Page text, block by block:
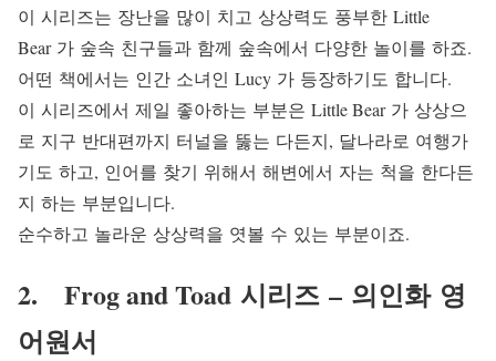
이 시리즈는 장난을 많이 치고 상상력도 풍부한 Little
Bear 가 숲속 친구들과 함께 숲속에서 다양한 놀이를 하죠.
어떤 책에서는 인간 소녀인 Lucy 가 등장하기도 합니다.
이 시리즈에서 제일 좋아하는 부분은 Little Bear 가 상상으
로 지구 반대편까지 터널을 뚫는 다든지, 달나라로 여행가
기도 하고, 인어를 찾기 위해서 해변에서 자는 척을 한다든
지 하는 부분입니다.
순수하고 놀라운 상상력을 엿볼 수 있는 부분이죠.
2. Frog and Toad 시리즈 – 의인화 영
어원서